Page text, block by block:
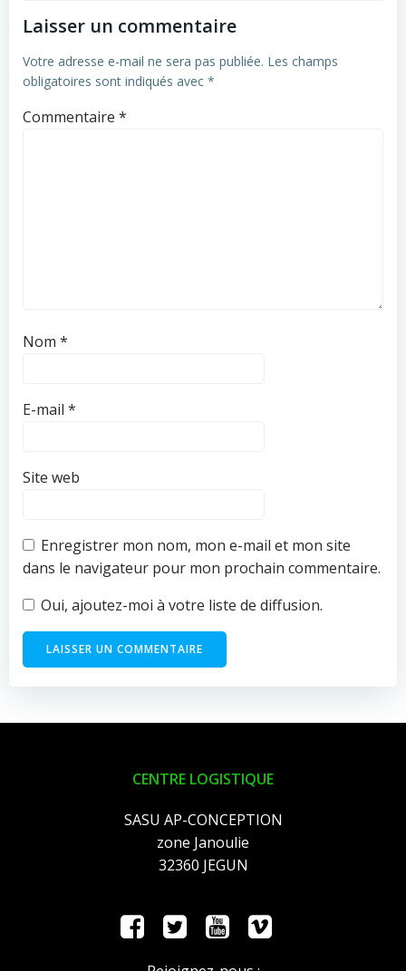
Laisser un commentaire
Votre adresse e-mail ne sera pas publiée. Les champs
obligatoires sont indiqués avec *
Commentaire *
Nom *
E-mail *
Site web
Enregistrer mon nom, mon e-mail et mon site
dans le navigateur pour mon prochain commentaire.
Oui, ajoutez-moi à votre liste de diffusion.
CENTRE LOGISTIQUE
SASU AP-CONCEPTION
zone Janoulie
32360 JEGUN